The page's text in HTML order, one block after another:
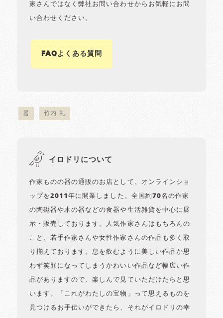
家さんではなく弊社お問い合わせからお気軽にお問
い合わせください。
FAQよくある質問
器 竹内 礼
イロドリについて
作家ものの器の通販のお店として、オンラインショ
ップを2011年に開業しました。全国約70名の作家
の陶磁器や木の器などの食器や生活雑貨を中心に展
示・販売しております。人気作家さんはもちろんの
こと、若手作家さんや女性作家さんの作品も多く取
り揃えております。息を飲むように美しい作品か思
わず笑顔になってしまうかわいい作品など幅広い作
品がありますので、楽しんで見ていただけたらと思
います。「これがわたしの宝物」って思えるものを
見つけるお手伝いができたら、それがイロドリの幸